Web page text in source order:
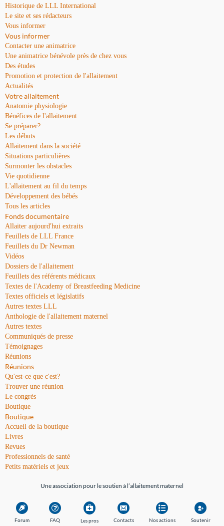
Historique de LLL International
Le site et ses rédacteurs
Vous informer
Vous informer
Contacter une animatrice
Une animatrice bénévole près de chez vous
Des études
Promotion et protection de l'allaitement
Actualités
Votre allaitement
Anatomie physiologie
Bénéfices de l'allaitement
Se préparer?
Les débuts
Allaitement dans la société
Situations particulières
Surmonter les obstacles
Vie quotidienne
L'allaitement au fil du temps
Développement des bébés
Tous les articles
Fonds documentaire
Allaiter aujourd'hui extraits
Feuillets de LLL France
Feuillets du Dr Newman
Vidéos
Dossiers de l'allaitement
Feuillets des référents médicaux
Textes de l'Academy of Breastfeeding Medicine
Textes officiels et législatifs
Autres textes LLL
Anthologie de l'allaitement maternel
Autres textes
Communiqués de presse
Témoignages
Réunions
Réunions
Qu'est-ce que c'est?
Trouver une réunion
Le congrès
Boutique
Boutique
Accueil de la boutique
Livres
Revues
Professionnels de santé
Petits matériels et jeux
Une association pour le soutien à l’allaitement maternel
Forum FAQ Les pros Contacts Nos actions Soutenir